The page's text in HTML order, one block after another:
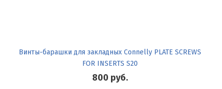
Винты-барашки для закладных Connelly PLATE SCREWS
FOR INSERTS S20
800 руб.